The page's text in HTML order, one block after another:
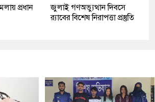
প্রধান
জুলাই গণঅভ্যুত্থান দিবসে
র‌্যাবের বিশেষ নিরাপত্তা প্রস্তুতি